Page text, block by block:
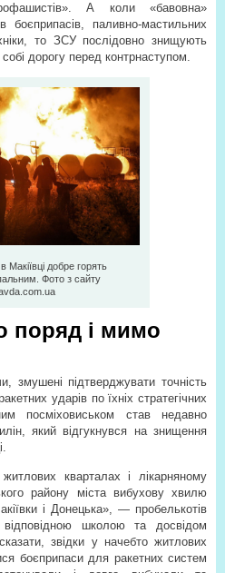
А коли «бавовна»
боєприпасів, паливно-мастильних
то ЗСУ послідовно знищують
дорогу перед контрнаступом.
Макіївці добре горять
Фото з сайту
поряд і мимо
змушені підтверджувати точність
ударів по їхніх стратегічних
посміховиськом став недавно
який відгукнувся на знищення
кварталах і лікарняному
району міста вибухову хвилю
і Донецька», — пробелькотів
школою та досвідом
звідки у начебто житлових
боєприпаси для ракетних систем